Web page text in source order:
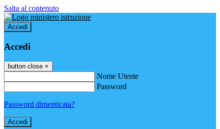
Salta al contenuto
Accedi
Accedi
button close ×
Nome Utente
Password
Password dimenticata?